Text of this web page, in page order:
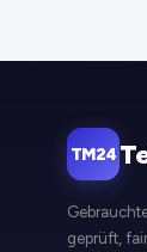
TM24
geprüft,